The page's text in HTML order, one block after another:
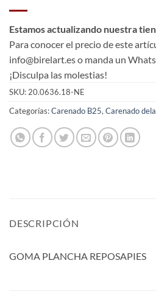
Estamos actualizando nuestra
Para conocer el precio de este
info@birelart.es o manda un
¡Disculpa las molestias!
SKU: 20.0636.18-NE
Categorías:Carenado B25, Carenado
DESCRIPCIÓN
GOMA PLANCHA REPOSAPIES